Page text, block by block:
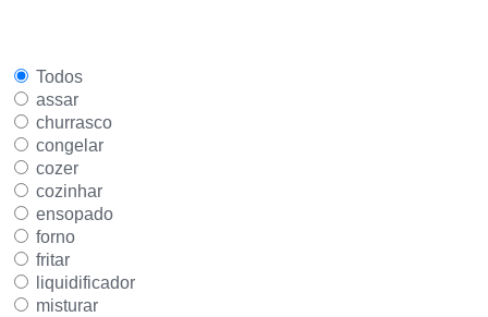
Todos
assar
churrasco
congelar
cozer
cozinhar
ensopado
forno
fritar
liquidificador
misturar